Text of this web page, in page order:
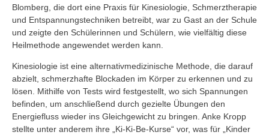
Blomberg, die dort eine Praxis für Kinesiologie, Schmerztherapie
und Entspannungstechniken betreibt, war zu Gast an der Schule
und zeigte den Schülerinnen und Schülern, wie vielfältig diese
Heilmethode angewendet werden kann.
Kinesiologie ist eine alternativmedizinische Methode, die darauf
abzielt, schmerzhafte Blockaden im Körper zu erkennen und zu
lösen. Mithilfe von Tests wird festgestellt, wo sich Spannungen
befinden, um anschließend durch gezielte Übungen den
Energiefluss wieder ins Gleichgewicht zu bringen. Anke Kropp
stellte unter anderem ihre „Ki-Ki-Be-Kurse“ vor, was für „Kinder